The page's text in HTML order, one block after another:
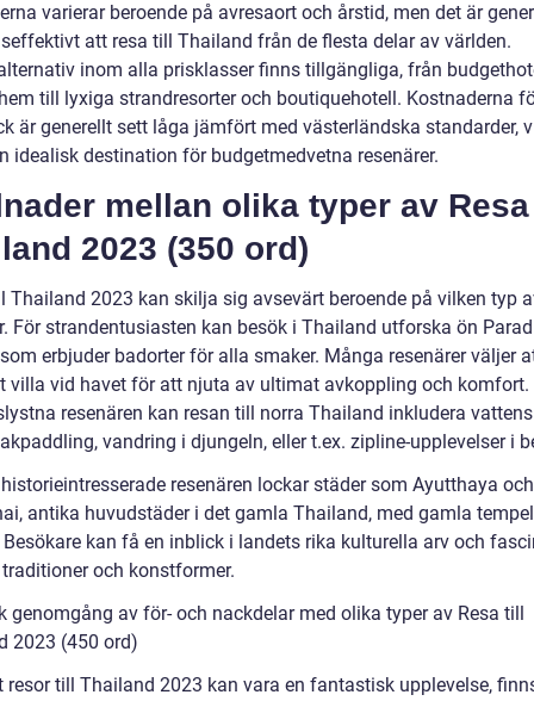
varierar beroende på avresaort och årstid, men det är
att resa till Thailand från de flesta delar av världen.
inom alla prisklasser finns tillgängliga, från
till lyxiga strandresorter och boutiquehotell. Kostnaderna
är generellt sett låga jämfört med västerländska standarder,
idealisk destination för budgetmedvetna resenärer.
mellan olika typer av
2023 (350 ord)
Thailand 2023 kan skilja sig avsevärt beroende på vilken typ
För strandentusiasten kan besök i Thailand utforska ön
erbjuder badorter för alla smaker. Många resenärer väljer
villa vid havet för att njuta av ultimat avkoppling och komfort.
resenären kan resan till norra Thailand inkludera
vandring i djungeln, eller t.ex. zipline-upplevelser i
resenären lockar städer som Ayutthaya och
antika huvudstäder i det gamla Thailand, med gamla
kan få en inblick i landets rika kulturella arv och
och konstformer.
genomgång av för- och nackdelar med olika typer av Resa till
2023 (450 ord)
resor till Thailand 2023 kan vara en fantastisk upplevelse,